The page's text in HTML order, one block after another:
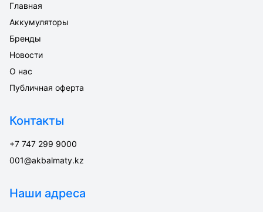
Главная
Аккумуляторы
Бренды
Новости
О нас
Публичная оферта
Контакты
+7 747 299 9000
001@akbalmaty.kz
Наши адреса